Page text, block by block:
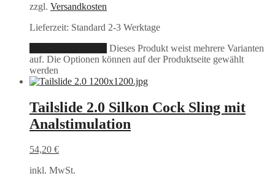
zzgl. Versandkosten
Lieferzeit: Standard 2-3 Werktage
Dieses Produkt weist mehrere Varianten
auf. Die Optionen können auf der Produktseite gewählt
werden
Tailslide 2.0 Silkon Cock Sling mit
Analstimulation
54,20 €
inkl. MwSt.